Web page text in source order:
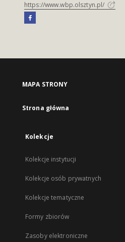
https://www.wbp.olsztyn.pl/
MAPA STRONY
Strona główna
Kolekcje
Kolekcje instytucji
Kolekcje osób prywatnych
Kolekcje tematyczne
Formy zbiorów
Zasoby elektroniczne